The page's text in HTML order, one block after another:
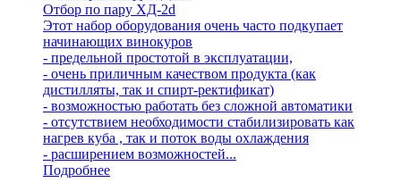
Отбор по пару ХД-2d
Этот набор оборудования очень часто подкупает
начинающих винокуров
- предельной простотой в эксплуатации,
- очень приличным качеством продукта (как
дистилляты, так и спирт-ректификат)
- возможностью работать без сложной автоматики
- отсутствием необходимости стабилизировать как
нагрев куба , так и поток воды охлаждения
- расширением возможностей...
Подробнее